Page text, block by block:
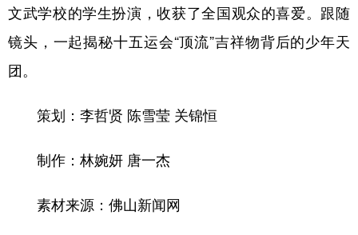
公益 一带一路 亚太网 上市公司
文化产业
地方频道
辽宁 吉林
浙江 安徽
文武学校的学生扮演，收获了全国观众的喜爱。跟随
镜头，一起揭秘十五运会“顶流”吉祥物背后的少年天
团。
策划：李哲贤 陈雪莹 关锦恒
制作：林婉妍 唐一杰
素材来源：佛山新闻网